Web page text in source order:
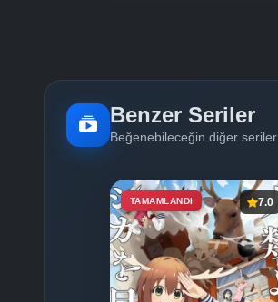
Benzer Seriler
Beğenebileceğin diğer seriler
TAMAMLANDI 7.0